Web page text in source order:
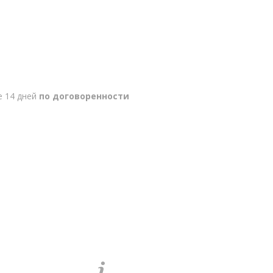
14 дней по договоренности